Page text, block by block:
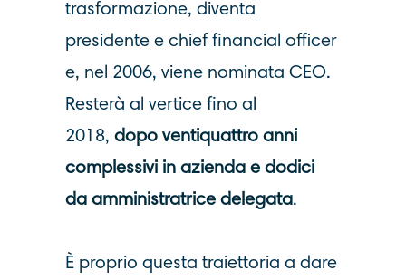
trasformazione, diventa
presidente e chief financial officer
e, nel 2006, viene nominata CEO.
Resterà al vertice fino al
2018, dopo ventiquattro anni
complessivi in azienda e dodici
da amministratrice delegata.
È proprio questa traiettoria a dare